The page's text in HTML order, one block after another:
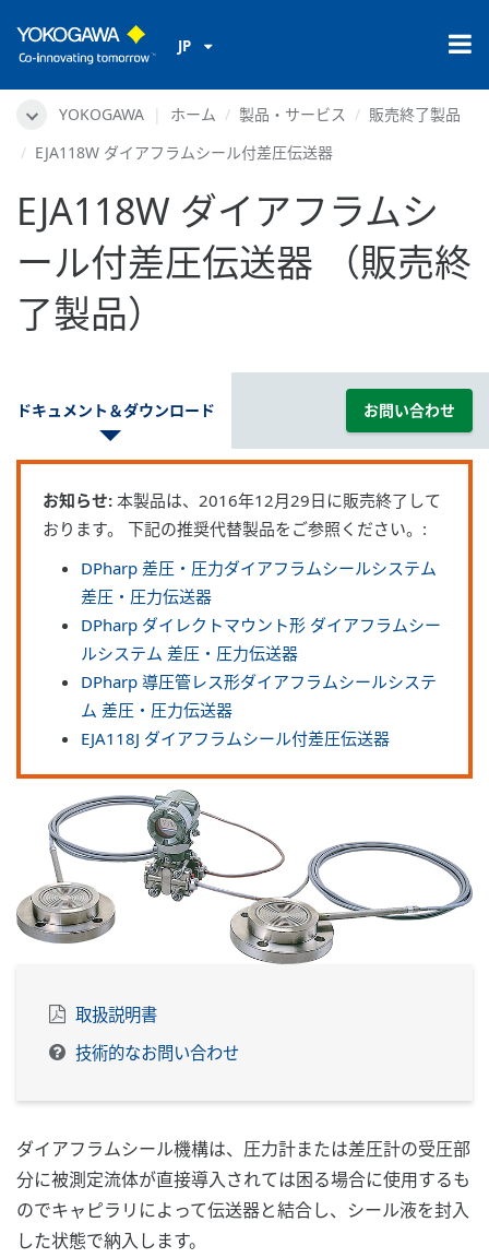
JP
YOKOGAWA ホーム 製品・サービス
販売終了製品
EJA118W ダイアフラムシール付差圧伝送器
EJA118W ダイアフラムシ
ール付差圧伝送器 （販売終
了製品）
ドキュメント＆ダウンロード お問い合わせ
お知らせ: 本製品は、2016年12月29日に販売終了して
おります。 下記の推奨代替製品をご参照ください。:
DPharp 差圧・圧力ダイアフラムシールシステム
差圧・圧力伝送器
DPharp ダイレクトマウント形 ダイアフラムシー
ルシステム 差圧・圧力伝送器
DPharp 導圧管レス形ダイアフラムシールシステ
ム 差圧・圧力伝送器
EJA118J ダイアフラムシール付差圧伝送器
取扱説明書
技術的なお問い合わせ
ダイアフラムシール機構は、圧力計または差圧計の受圧部
分に被測定流体が直接導入されては困る場合に使用するも
のでキャピラリによって伝送器と結合し、シール液を封入
した状態で納入します。